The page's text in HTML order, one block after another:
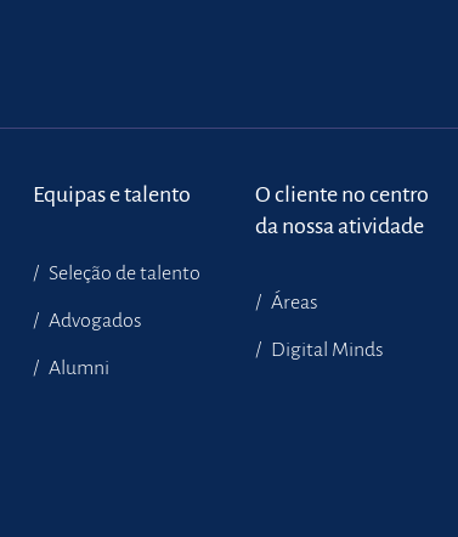
Equipas e talento
Seleção de talento
Advogados
Alumni
O cliente no centro
da nossa atividade
Áreas
Digital Minds